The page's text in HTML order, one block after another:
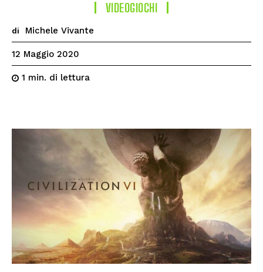
VIDEOGIOCHI
di Michele Vivante
12 Maggio 2020
1 min. di lettura